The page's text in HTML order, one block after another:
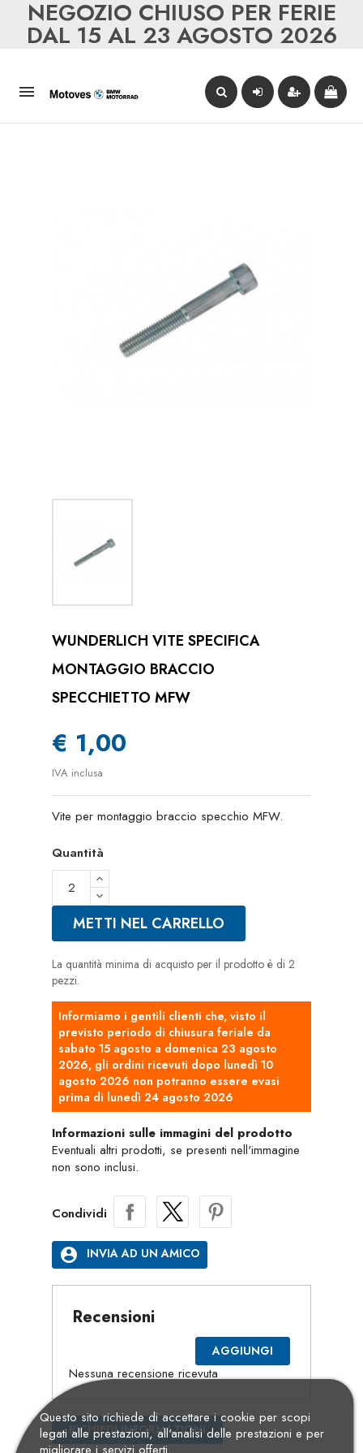
NEGOZIO CHIUSO PER FERIE
DAL 15 AL 23 AGOSTO 2026

WUNDERLICH VITE SPECIFICA
MONTAGGIO BRACCIO
SPECCHIETTO MFW
€ 1,00
IVA inclusa
Vite per montaggio braccio specchio MFW.
Quantità
METTI NEL CARRELLO
La quantità minima di acquisto per il prodotto è di 2
pezzi.
Informiamo i gentili clienti che, visto il
previsto periodo di chiusura feriale da
sabato 15 agosto a domenica 23 agosto
2026, gli ordini ricevuti dopo lunedì 10
agosto 2026 non potranno essere evasi
prima di lunedì 24 agosto 2026
Informazioni sulle immagini del prodotto
Eventuali altri prodotti, se presenti nell'immagine
non sono inclusi.
Condividi
account_circle INVIA AD UN AMICO
Recensioni
AGGIUNGI
Nessuna recensione ricevuta
RICHIEDI INFORMAZIONI
Questo sito richiede di accettare i cookie per scopi
legati alle prestazioni, all'analisi delle prestazioni e per
migliorare i servizi offerti.